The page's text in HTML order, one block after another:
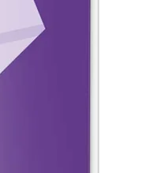
tu look a otro
en uñas
motivos de las
efectos
y diseños
de